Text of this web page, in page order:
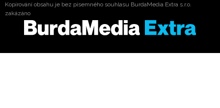
Kopírování obsahu je bez písemného souhlasu BurdaMedia Extra s.r.o.
zakázáno